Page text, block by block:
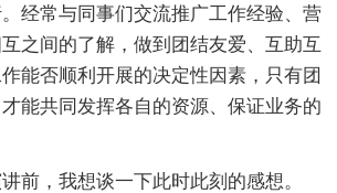
经常与同事们交流推广工作经验、营
之间的了解，做到团结友爱、互助互
能否顺利开展的决定性因素，只有团
能共同发挥各自的资源、保证业务的
，我想谈一下此时此刻的感想。